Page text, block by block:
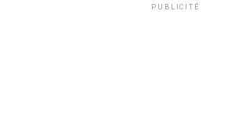
PUBLICITÉ